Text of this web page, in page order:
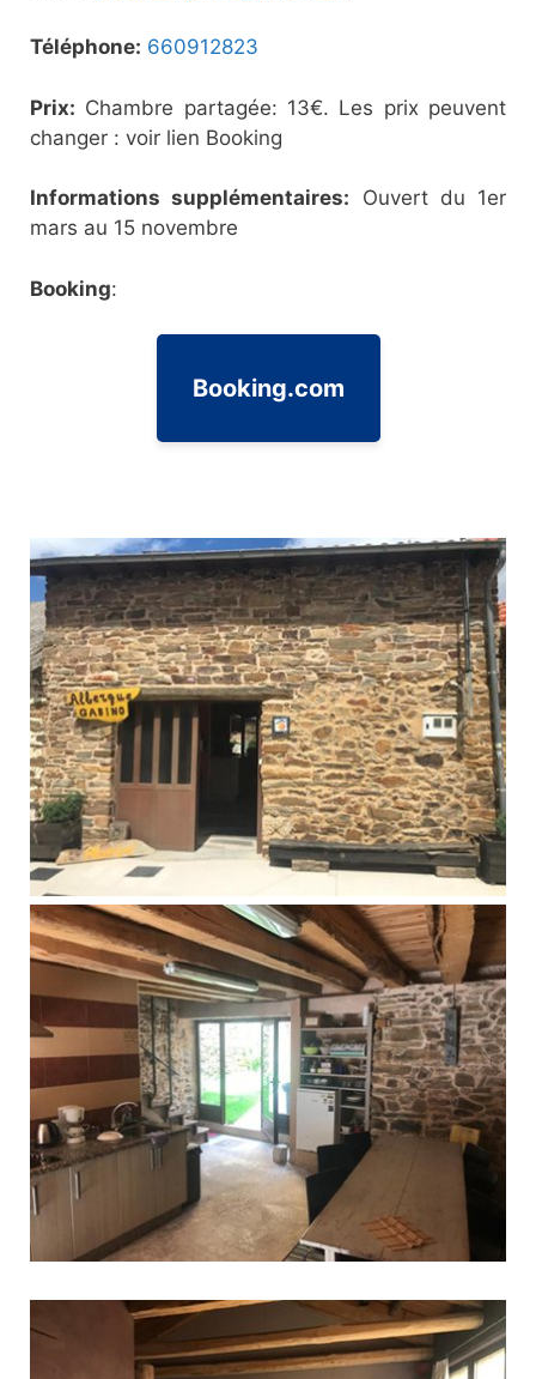
Téléphone: 660912823
Prix: Chambre partagée: 13€. Les prix peuvent
changer : voir lien Booking
Informations supplémentaires: Ouvert du 1er
mars au 15 novembre
Booking:
Booking.com